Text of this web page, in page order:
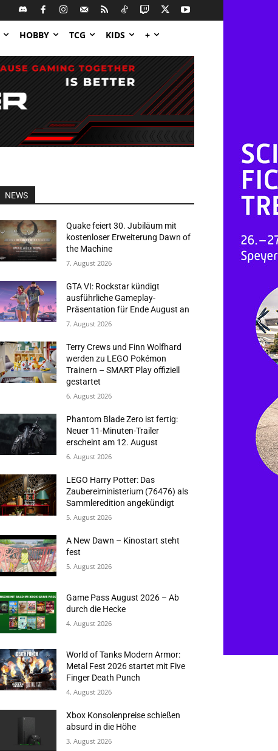
HOBBY TCG KIDS +
NEWS
Quake feiert 30. Jubiläum mit
kostenloser Erweiterung Dawn of
the Machine
7. August 2026
GTA VI: Rockstar kündigt
ausführliche Gameplay-
Präsentation für Ende August an
7. August 2026
Terry Crews und Finn Wolfhard
werden zu LEGO Pokémon
Trainern – SMART Play offiziell
gestartet
6. August 2026
Phantom Blade Zero ist fertig:
Neuer 11-Minuten-Trailer
erscheint am 12. August
6. August 2026
LEGO Harry Potter: Das
Zaubereiministerium (76476) als
Sammleredition angekündigt
5. August 2026
A New Dawn – Kinostart steht
fest
5. August 2026
Game Pass August 2026 – Ab
durch die Hecke
4. August 2026
World of Tanks Modern Armor:
Metal Fest 2026 startet mit Five
Finger Death Punch
4. August 2026
Xbox Konsolenpreise schießen
absurd in die Höhe
3. August 2026